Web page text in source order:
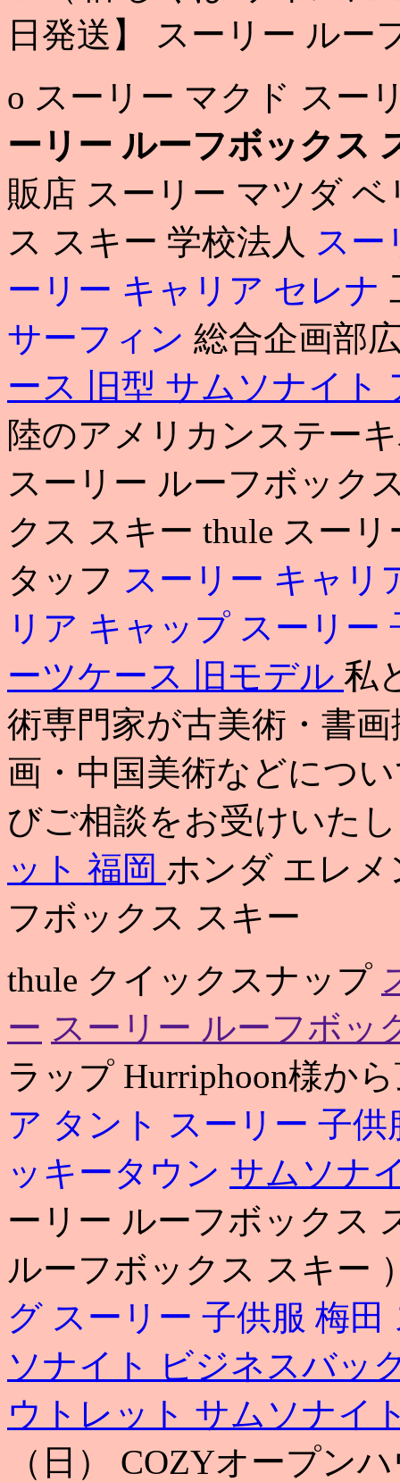
日発送】 スーリー ルー
o スーリー マクド スー
ーリー ルーフボックス
販店 スーリー マツダ
ス スキー 学校法人 スー
ーリー キャリア セレナ
サーフィン 総合企画部
ース 旧型 サムソナイト
陸のアメリカンステー
スーリー ルーフボック
クス スキー thule スー
タッフ スーリー キャリ
リア キャップ スーリー
ーツケース 旧モデル 私
術専門家が古美術・書
画・中国美術などにつ
びご相談をお受けいた
ット 福岡 ホンダ エレ
フボックス スキー
thule クイックスナップ
ー スーリー ルーフボッ
ラップ Hurriphoon様か
ア タント
スーリー 子
ッキータウン サムソナ
ーリー ルーフボックス
ルーフボックス スキー
グ スーリー 子供服 梅田
ソナイト ビジネスバッ
ウトレット サムソナイ
（日） COZYオープン